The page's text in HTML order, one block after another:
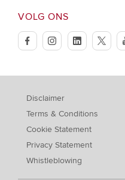
VOLG ONS
facebookinstagramlinkedintwitter
Disclaimer
Terms & Conditions
Cookie Statement
Privacy Statement
Whistleblowing